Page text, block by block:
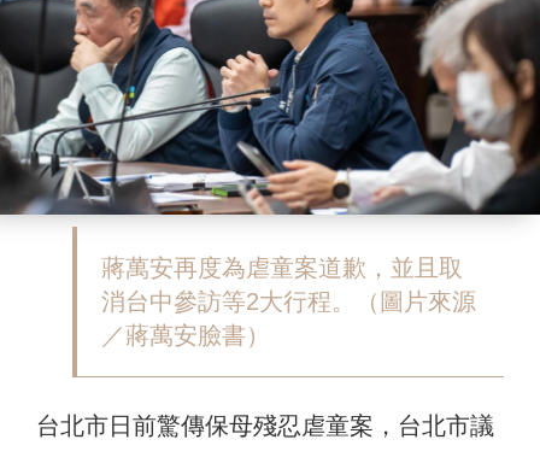
蔣萬安再度為虐童案道歉，並且取
消台中參訪等2大行程。（圖片來源
／蔣萬安臉書）
台北市日前驚傳保母殘忍虐童案，台北市議